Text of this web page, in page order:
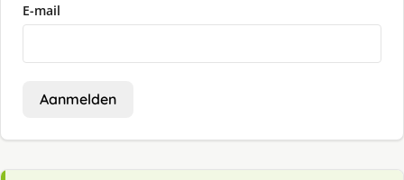
E-mail
Aanmelden